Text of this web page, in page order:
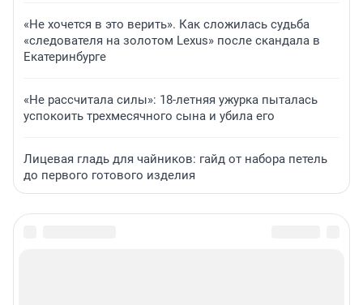
«Не хочется в это верить». Как сложилась судьба
«следователя на золотом Lexus» после скандала в
Екатеринбурге
«Не рассчитала силы»: 18-летняя ужурка пыталась
успокоить трехмесячного сына и убила его
Лицевая гладь для чайников: гайд от набора петель
до первого готового изделия